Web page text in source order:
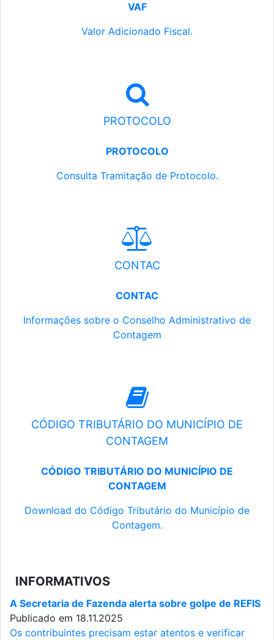
VAF
Valor Adicionado Fiscal.
PROTOCOLO
PROTOCOLO
Consulta Tramitação de Protocolo.
CONTAC
CONTAC
Informações sobre o Conselho Administrativo de
Contagem
CÓDIGO TRIBUTÁRIO DO MUNICÍPIO DE
CONTAGEM
CÓDIGO TRIBUTÁRIO DO MUNICÍPIO DE
CONTAGEM
Download do Código Tributário do Município de
Contagem.
INFORMATIVOS
A Secretaria de Fazenda alerta sobre golpe de REFIS
Publicado em 18.11.2025
Os contribuintes precisam estar atentos e verificar